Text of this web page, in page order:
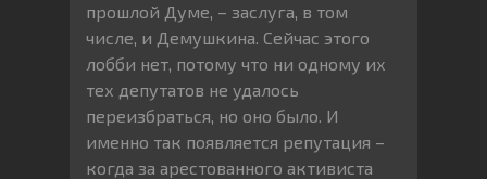
прошлой Думе, – заслуга, в том
числе, и Демушкина. Сейчас этого
лобби нет, потому что ни одному их
тех депутатов не удалось
переизбраться, но оно было. И
именно так появляется репутация –
когда за арестованного активиста